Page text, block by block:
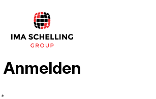
Anmelden
*